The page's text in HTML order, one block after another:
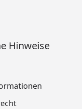
Hinweise